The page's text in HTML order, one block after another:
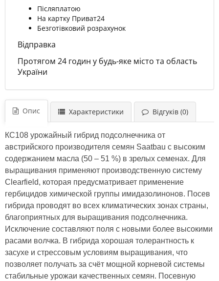
Післяплатою
На картку Приват24
Безготівковий розрахунок
Відправка
Протягом 24 годин у будь-яке місто та область
України
Опис Характеристики Відгуків (0)
КС108 урожайный гибрид подсолнечника от
австрийского производителя семян Saatbau с высоким
содержанием масла (50 – 51 %) в зрелых семенах. Для
выращивания применяют производственную систему
Clearfield, которая предусматривает применение
гербицидов химической группы имидазолинонов. Посев
гибрида проводят во всех климатических зонах страны,
благоприятных для выращивания подсолнечника.
Исключение составляют поля с новыми более высокими
расами волчка. В гибрида хорошая толерантность к
засухе и стрессовым условиям выращивания, что
позволяет получать за счёт мощной корневой системы
стабильные урожаи качественных семян. Посевную